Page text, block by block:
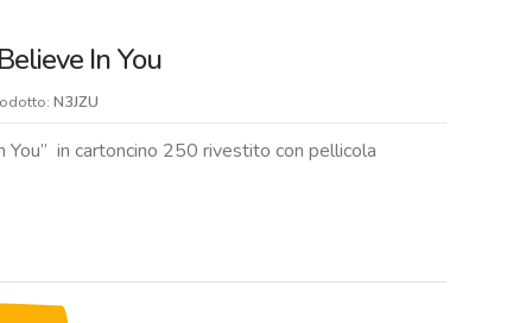
In You
N3JZU
You” in cartoncino 250 rivestito con pellicola